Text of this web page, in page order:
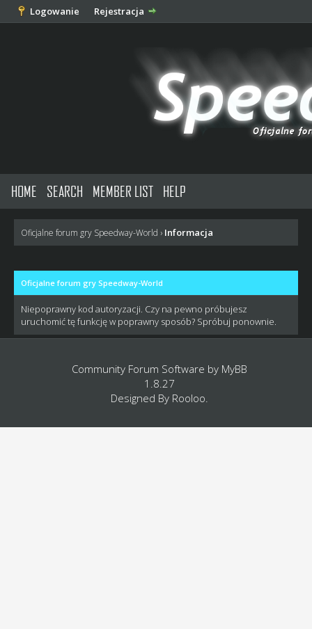
Logowanie Rejestracja
HOME SEARCH MEMBER LIST HELP
Oficjalne forum gry Speedway-World › Informacja
Oficjalne forum gry Speedway-World
Niepoprawny kod autoryzacji. Czy na pewno próbujesz
uruchomić tę funkcję w poprawny sposób? Spróbuj ponownie.
Community Forum Software by MyBB
1.8.27
Designed By Rooloo.